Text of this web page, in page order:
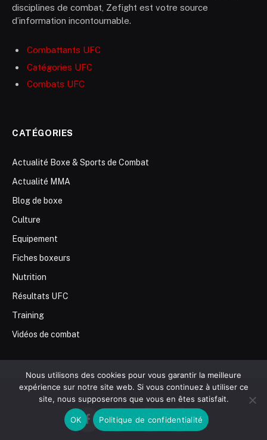
disciplines de combat, Zefight est votre source
d’information incontournable.
Combattants UFC
Catégories UFC
Combats UFC
CATÉGORIES
Actualité Boxe & Sports de Combat
Actualité MMA
Blog de boxe
Culture
Equipement
Fiches boxeurs
Nutrition
Résultats UFC
Training
Vidéos de combat
Facebook
X
InstagramPinterest
Nous utilisons des cookies pour vous garantir la meilleure
expérience sur notre site web. Si vous continuez à utiliser ce
site, nous supposerons que vous en êtes satisfait.
OK Politique de confidentialité